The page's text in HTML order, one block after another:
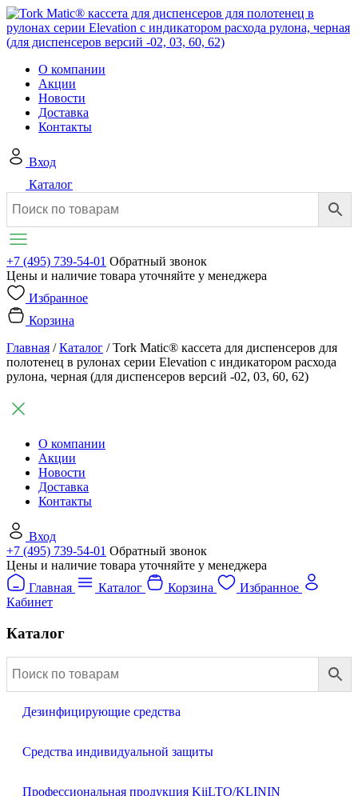
О компании
Акции
Новости
Доставка
Контакты
Вход
Каталог
+7 (495) 739-54-01 Обратный звонок
Цены и наличие товара уточняйте у менеджера
Избранное
Корзина
Главная /Каталог /Tork Matic® кассета для диспенсеров для
полотенец в рулонах серии Elevation с индикатором расхода
рулона, черная (для диспенсеров версий -02, 03, 60, 62)
О компании
Акции
Новости
Доставка
Контакты
Вход
+7 (495) 739-54-01 Обратный звонок
Цены и наличие товара уточняйте у менеджера
Главная
Каталог Корзина
Избранное
Кабинет
Каталог
Дезинфицирующие средства
Средства индивидуальной защиты
Профессиональная продукция KiiLTO/KLININ